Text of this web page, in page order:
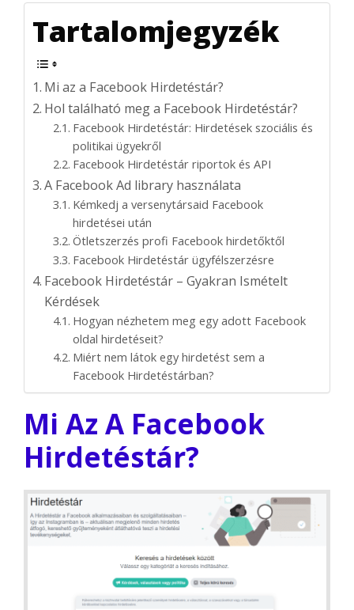
Tartalomjegyzék
Mi az a Facebook Hirdetéstár?
Hol található meg a Facebook Hirdetéstár?
Facebook Hirdetéstár: Hirdetések szociális és
politikai ügyekről
Facebook Hirdetéstár riportok és API
A Facebook Ad library használata
Kémkedj a versenytársaid Facebook
hirdetései után
Ötletszerzés profi Facebook hirdetőktől
Facebook Hirdetéstár ügyfélszerzésre
Facebook Hirdetéstár – Gyakran Ismételt
Kérdések
Hogyan nézhetem meg egy adott Facebook
oldal hirdetéseit?
Miért nem látok egy hirdetést sem a
Facebook Hirdetéstárban?
Mi Az A Facebook
Hirdetéstár?